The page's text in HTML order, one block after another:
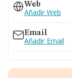
Web
Añadir Web
Email
Añadir Email